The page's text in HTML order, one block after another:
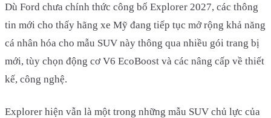
Dù Ford chưa chính thức công bố Explorer 2027, các thông
tin mới cho thấy hãng xe Mỹ đang tiếp tục mở rộng khả năng
cá nhân hóa cho mẫu SUV này thông qua nhiều gói trang bị
mới, tùy chọn động cơ V6 EcoBoost và các nâng cấp về thiết
kế, công nghệ.
Explorer hiện vẫn là một trong những mẫu SUV chủ lực của